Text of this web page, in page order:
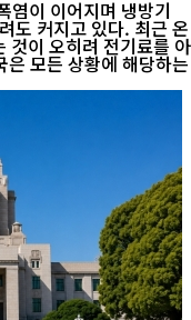
도 커지고 있다. 최근 온
것이 오히려 전기료를 아
모든 상황에 해당하는